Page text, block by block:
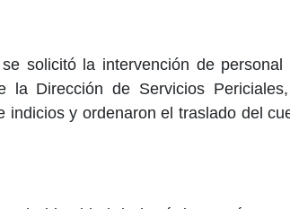
se solicitó la intervención de
la Dirección de Servicios
indicios y ordenaron el traslado del